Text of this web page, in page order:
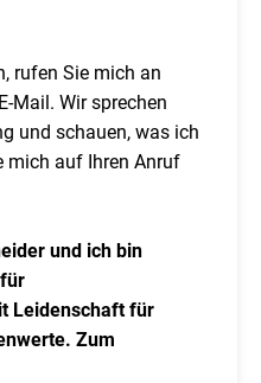
rufen Sie mich an
Mail. Wir sprechen
und schauen, was ich
mich auf Ihren Anruf
und ich bin
Leidenschaft für
Zum